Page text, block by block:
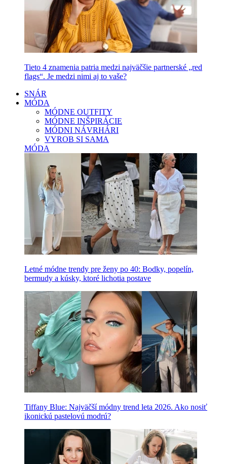
Tieto 4 znamenia patria medzi najväčšie partnerské „red
flags“. Je medzi nimi aj to vaše?
SNÁR
MÓDA
MÓDNE OUTFITY
MÓDNE INŠPIRÁCIE
MÓDNI NÁVRHÁRI
VYROB SI SAMA
MÓDA
Letné módne trendy pre ženy po 40: Bodky, popelín,
bermudy a kúsky, ktoré lichotia postave
Tiffany Blue: Najväčší módny trend leta 2026. Ako nosiť
ikonickú pastelovú modrú?